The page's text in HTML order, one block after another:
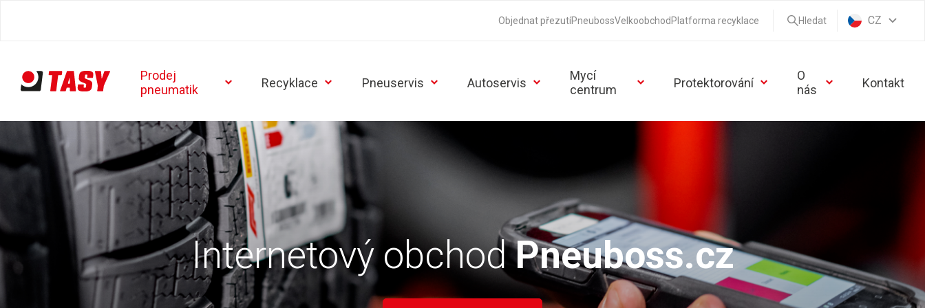
Prodej
pneumatik
Recyklace Pneuservis Autoservis
Mycí
centrum
Protektorování
O
nás
Kontakt
Objednat přezutíPneubossVelkoobchod Platforma recyklace Hledat CZ
Internetový obchodPneuboss.cz